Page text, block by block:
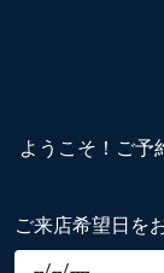
ようこそ！ご予
ご来店希望日を